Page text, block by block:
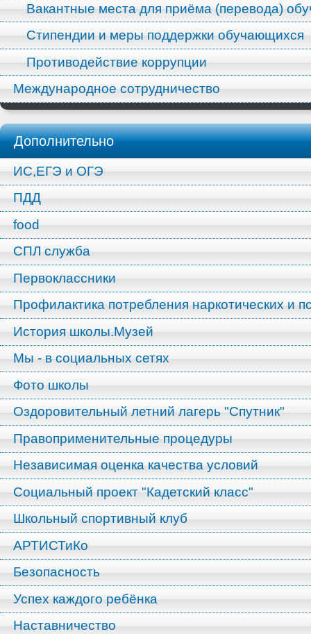
Вакантные места для приёма (перевода)
Стипендии и меры поддержки обучающихся
Противодействие коррупции
Международное сотрудничество
Дополнительно
ИС,ЕГЭ и ОГЭ
ПДД
food
СПЛ служба
Первоклассники
Профилактика потребления наркотических и
История школы.Музей
Мы - в социальных сетях
Фото школы
Оздоровительный летний лагерь "Спутник"
Правоприменительные процедуры
Независимая оценка качества условий
Социальный проект "Кадетский класс"
Школьный спортивный клуб
АРТИСТиКо
Безопасность
Успех каждого ребёнка
Наставничество